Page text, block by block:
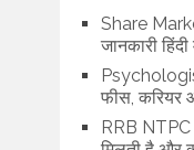
Share
जानकारी हिंदी
फीस, करियर
RRB NTPC